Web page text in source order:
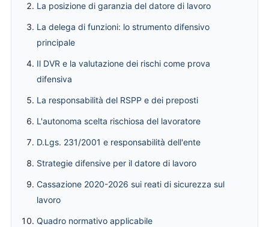
La posizione di garanzia del datore di lavoro
La delega di funzioni: lo strumento difensivo
principale
Il DVR e la valutazione dei rischi come prova
difensiva
La responsabilità del RSPP e dei preposti
L'autonoma scelta rischiosa del lavoratore
D.Lgs. 231/2001 e responsabilità dell'ente
Strategie difensive per il datore di lavoro
Cassazione 2020-2026 sui reati di sicurezza sul
lavoro
Quadro normativo applicabile